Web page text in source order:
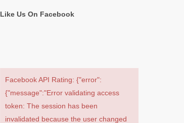
Like Us On Facebook
Facebook API Rating: {"error":
{"message":"Error validating access
token: The session has been
invalidated because the user changed